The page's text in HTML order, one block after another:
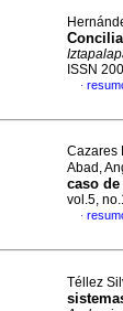
ISSN
·
Cazares
Abad,
caso
vol.5,
·
Téllez